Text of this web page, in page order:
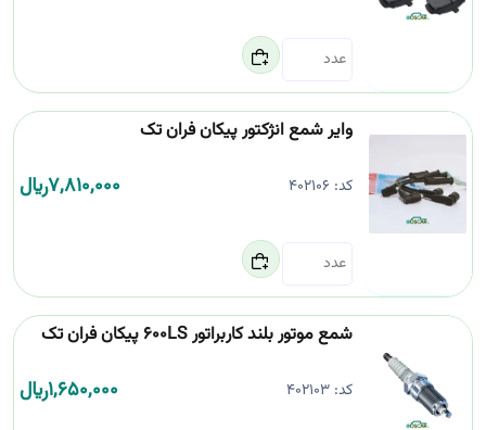
وایر شمع انژکتور پیکان فران تک
کد: 402106
7,810,000﷼
شمع موتور بلند کاربراتور 600LS پیکان فران تک
کد:402103
1,650,000﷼